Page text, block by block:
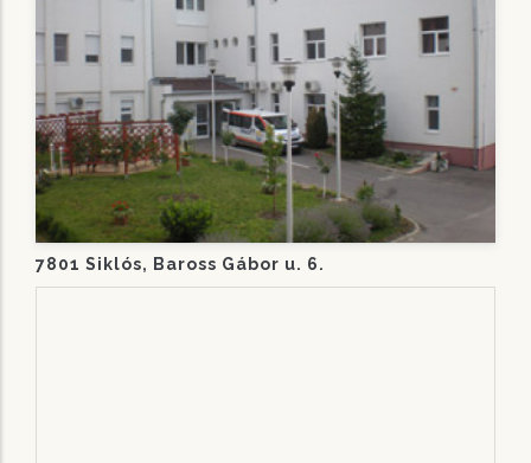
7801 Siklós, Baross Gábor u. 6.